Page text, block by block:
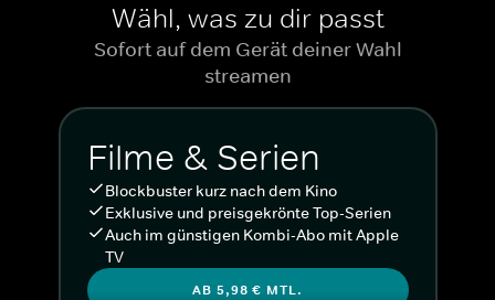
Wähl, was zu dir passt
Sofort auf dem Gerät deiner Wahl
streamen
Filme & Serien
Blockbuster kurz nach dem Kino
Exklusive und preisgekrönte Top-Serien
Auch im günstigen Kombi-Abo mit Apple
TV
AB 5,98 € MTL.